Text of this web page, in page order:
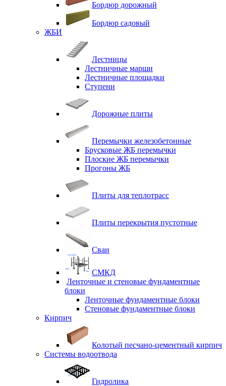
Бордюр дорожный
Бордюр садовый
ЖБИ
Лестницы
Лестничные марши
Лестничные площадки
Ступени
Дорожные плиты
Перемычки железобетонные
Брусковые ЖБ перемычки
Плоские ЖБ перемычки
Прогоны ЖБ
Плиты для теплотрасс
Плиты перекрытия пустотные
Сваи
СМКД
Ленточные и стеновые фундаментные
блоки
Ленточные фундаментные блоки
Стеновые фундаментные блоки
Кирпич
Колотый песчано-цементный кирпич
Системы водоотвода
Гидролика